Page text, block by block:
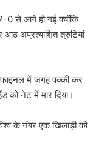
0 से आगे हो गई क्योंकि
अप्रत्याशित त्रुटियां
में जगह पक्की कर
को नेट में मार दिया।
के नंबर एक खिलाड़ी को